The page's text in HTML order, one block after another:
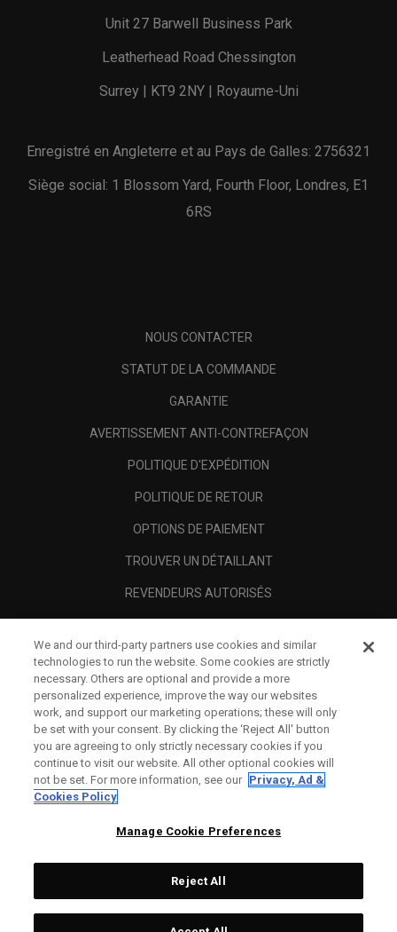
Unit 27 Barwell Business Park
Leatherhead Road Chessington
Surrey | KT9 2NY | Royaume-Uni
Enregistré en Angleterre et au Pays de Galles: 2756321
Siège social: 1 Blossom Yard, Fourth Floor, Londres, E1
6RS
NOUS CONTACTER
STATUT DE LA COMMANDE
GARANTIE
AVERTISSEMENT ANTI-CONTREFAÇON
POLITIQUE D'EXPÉDITION
POLITIQUE DE RETOUR
OPTIONS DE PAIEMENT
TROUVER UN DÉTAILLANT
REVENDEURS AUTORISÉS
A PROPOS
MENTIONS LÉGALES
Topgolf Callaway Brands.
We and our third-party partners use cookies and similar
technologies to run the website. Some cookies are strictly
necessary. Others are optional and provide a more
personalized experience, improve the way our websites
work, and support our marketing operations; these will only
be set with your consent. By clicking the ‘Reject All' button
you are agreeing to only strictly necessary cookies if you
continue to visit our website. All other optional cookies will
not be set. For more information, see our Privacy, Ad &
Cookies Policy
Manage Cookie Preferences
Reject All